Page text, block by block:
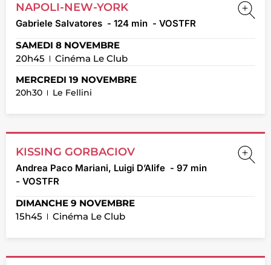
SAMEDI 8 NOVEMBRE
20h45
Cinéma Le Club
MERCREDI 19 NOVEMBRE
20h30 Le Fellini
NAPOLI-NEW-YORK
Gabriele Salvatores - 124 min - VOSTFR
DIMANCHE 9 NOVEMBRE
15h45
Cinéma Le Club
KISSING GORBACIOV
Andrea Paco Mariani, Luigi D’Alife - 97 min
- VOSTFR